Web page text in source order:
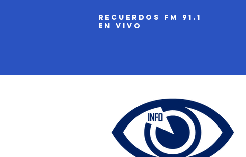
recuerdos fm 91.1
EN VIVO